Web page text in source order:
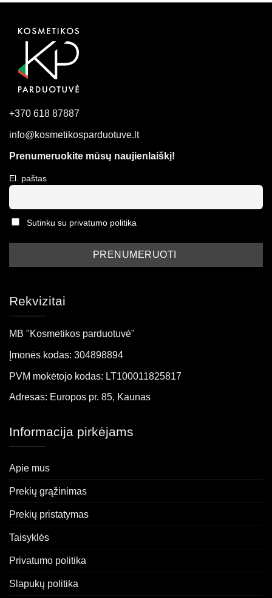
+370 618 87887
info@kosmetikosparduotuve.lt
Prenumeruokite mūsų naujienlaiškį!
El. paštas
Sutinku su privatumo politika
Rekvizitai
MB "Kosmetikos parduotuvė"
Įmonės kodas: 304898894
PVM mokėtojo kodas: LT100011825817
Adresas: Europos pr. 85, Kaunas
Informacija pirkėjams
Apie mus
Prekių grąžinimas
Prekių pristatymas
Taisyklės
Privatumo politika
Slapukų politika